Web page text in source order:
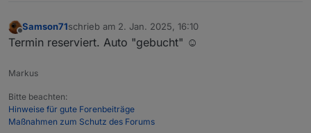
Offline
Samson71schrieb am 2. Jan. 2025, 16:10
zuletzt editiert von
Termin reserviert. Auto "gebucht" ☺️
Markus
Bitte beachten:
Hinweise für gute Forenbeiträge
Maßnahmen zum Schutz des Forums